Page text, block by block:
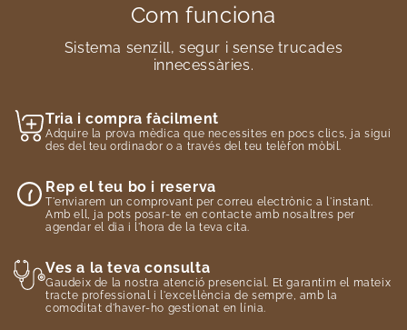
Com funciona
Sistema senzill, segur i sense trucades
innecessàries.
Tria i compra fàcilment
Adquire la prova mèdica que necessites en pocs clics, ja sigui
des del teu ordinador o a través del teu telèfon mòbil.
Rep el teu bo i reserva
T'enviarem un comprovant per correu electrònic a l'instant.
Amb ell, ja pots posar-te en contacte amb nosaltres per
agendar el dia i l'hora de la teva cita.
Ves a la teva consulta
Gaudeix de la nostra atenció presencial. Et garantim el mateix
tracte professional i l'excel·lència de sempre, amb la
comoditat d'haver-ho gestionat en línia.